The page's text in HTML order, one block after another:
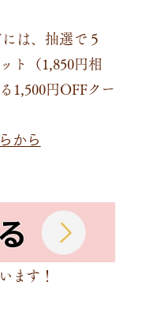
は、抽選で５
ト（1,850円相
1,500円OFFクー
から
ます！